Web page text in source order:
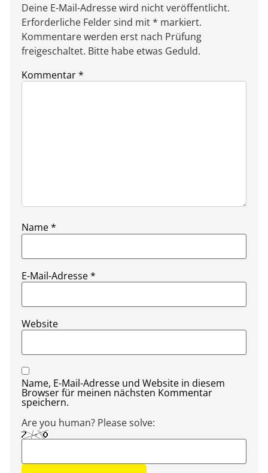
Deine E-Mail-Adresse wird nicht veröffentlicht.
Erforderliche Felder sind mit * markiert.
Kommentare werden erst nach Prüfung
freigeschaltet. Bitte habe etwas Geduld.
Kommentar*
Name*
E-Mail-Adresse*
Website
Name, E-Mail-Adresse und Website in diesem
Browser für meinen nächsten Kommentar
speichern.
Are you human? Please solve: